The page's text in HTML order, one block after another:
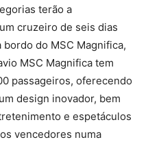
terão a
cruzeiro de seis dias
do MSC Magnifica,
MSC Magnifica tem
passageiros, oferecendo
design inovador, bem
e espetáculos
vencedores numa